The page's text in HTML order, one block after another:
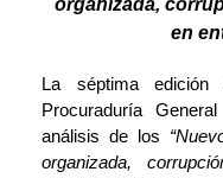
organizada,
en
La séptima
Procuraduría
análisis de los
organizada,